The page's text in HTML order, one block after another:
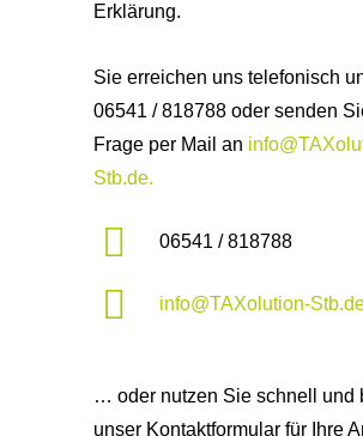
Erklärung.
Sie erreichen uns telefonisch
06541 / 818788 oder senden
Frage per Mail an
Stb.de.
06541 / 818788
info@TAXolution-
… oder nutzen Sie schnell und
unser Kontaktformular für Ihre